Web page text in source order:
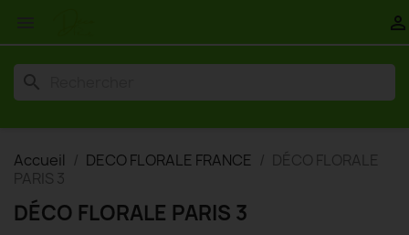

search
Accueil DECO FLORALE FRANCE
DÉCO FLORALE
PARIS 3
DÉCO FLORALE PARIS 3